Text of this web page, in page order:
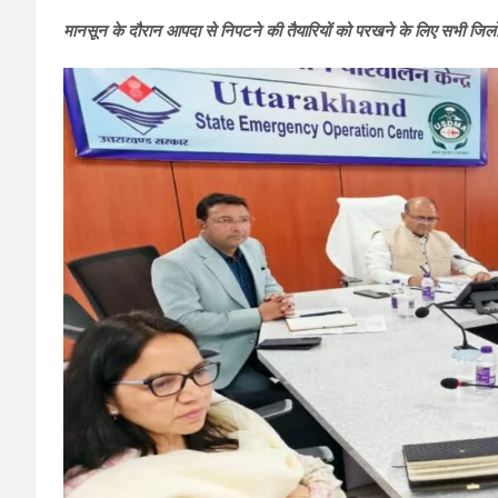
मानसून के दौरान आपदा से निपटने की तैयारियों को परखने के लिए सभी